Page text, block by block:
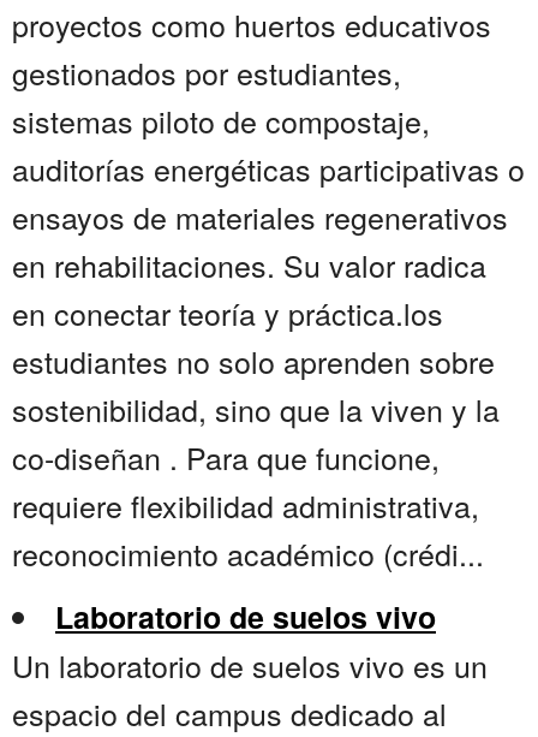
proyectos como huertos educativos
gestionados por estudiantes,
sistemas piloto de compostaje,
auditorías energéticas participativas o
ensayos de materiales regenerativos
en rehabilitaciones. Su valor radica
en conectar teoría y práctica.los
estudiantes no solo aprenden sobre
sostenibilidad, sino que la viven y la
co-diseñan . Para que funcione,
requiere flexibilidad administrativa,
reconocimiento académico (crédi...
Laboratorio de suelos vivo
Un laboratorio de suelos vivo es un
espacio del campus dedicado al